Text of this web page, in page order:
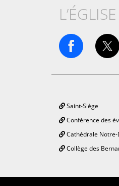
L’ÉGLISE
Saint-Siège
Conférence des
Cathédrale
Collège des